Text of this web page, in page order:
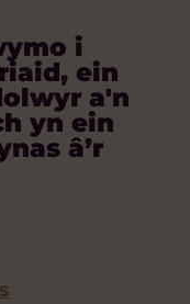
i
ein
a'n
yn ein
â’r